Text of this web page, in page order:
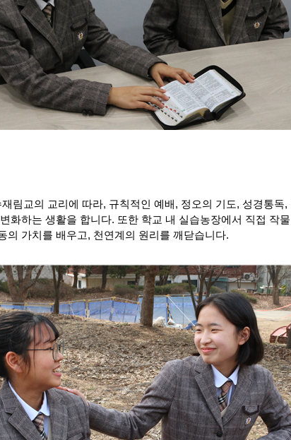
림교의 교리에 따라, 규칙적인 예배, 정오의 기도, 성경통독
화하는 생활을 합니다. 또한 학교 내 실습농장에서 직접 작
의 가치를 배우고, 천연계의 원리를 깨닫습니다.